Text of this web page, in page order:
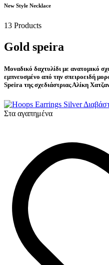
New Style Necklace
13 Products
Gold speira
Μοναδικό δαχτυλίδι με ανατομικό
εμπνευσμένο από την σπειροειδή
Speira της σχεδιάστριας Αλίκη
Στα αγαπημένα